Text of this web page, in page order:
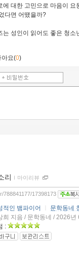
에 대한 고민으로 마음이
다면 어땠을까?
는 성인이 읽어도 좋은 청
아요(0)
리 ｌ 마이리뷰
788841177/17398173
적인 뱀파이어
문학동네
희 지음 / 문학동네 / 2026년
: